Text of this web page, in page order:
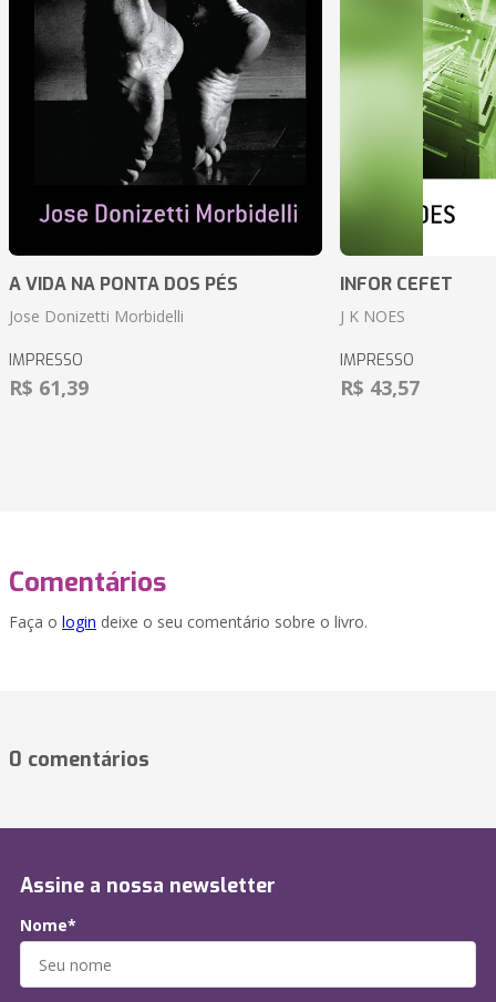
A VIDA NA PONTA DOS PÉS
Jose Donizetti Morbidelli
IMPRESSO
R$ 61,39
INFOR CEFET
J K NOES
IMPRESSO
R$ 43,57
Comentários
Faça o login deixe o seu comentário sobre o livro.
0 comentários
Assine a nossa newsletter
Nome*